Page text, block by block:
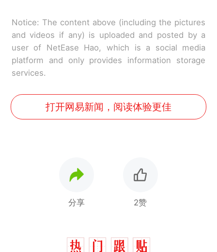
Notice: The content above (including the pictures
and videos if any) is uploaded and posted by a
user of NetEase Hao, which is a social media
platform and only provides information storage
services.
打开网易新闻，阅读体验更佳
分享 2赞